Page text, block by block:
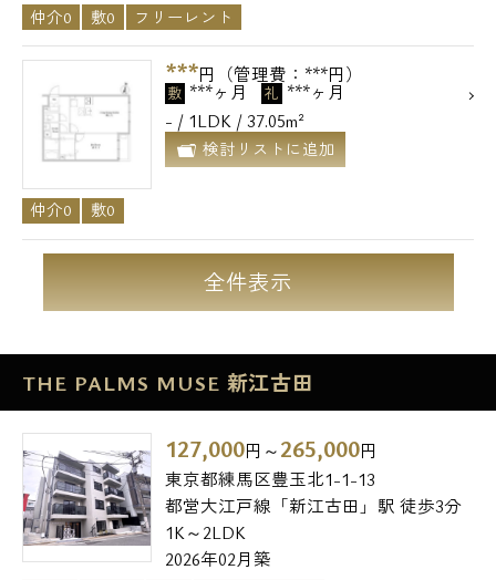
仲介0 敷0 フリーレント
***円（管理費：***円）
敷 ***ヶ月 礼 ***ヶ月
- / 1LDK / 37.05m²
検討リストに追加
仲介0 敷0
全件表示
THE PALMS MUSE 新江古田
127,000円～ 265,000円
東京都練馬区豊玉北1-1-13
都営大江戸線「新江古田」駅 徒歩3分
1K～2LDK
2026年02月築